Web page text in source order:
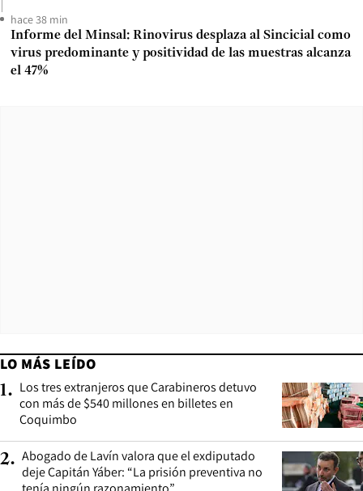
hace 38 min
Informe del Minsal: Rinovirus desplaza al Sincicial como
virus predominante y positividad de las muestras alcanza
el 47%
LO MÁS LEÍDO
1. Los tres extranjeros que Carabineros detuvo
con más de $540 millones en billetes en
Coquimbo
2. Abogado de Lavín valora que el exdiputado
deje Capitán Yáber: “La prisión preventiva no